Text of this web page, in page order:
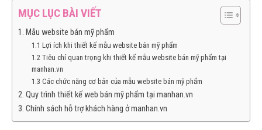
MỤC LỤC BÀI VIẾT
1. Mẫu website bán mỹ phẩm
1.1 Lợi ích khi thiết kế mẫu website bán mỹ phẩm
1.2 Tiêu chí quan trọng khi thiết kế mẫu website bán mỹ phẩm tại
manhan.vn
1.3 Các chức năng cơ bản của mẫu website bán mỹ phẩm
2. Quy trình thiết kế web bán mỹ phẩm tại manhan.vn
3. Chính sách hỗ trợ khách hàng ở manhan.vn